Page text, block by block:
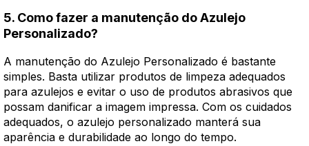
5. Como fazer a manutenção do Azulejo
Personalizado?
A manutenção do Azulejo Personalizado é bastante
simples. Basta utilizar produtos de limpeza adequados
para azulejos e evitar o uso de produtos abrasivos que
possam danificar a imagem impressa. Com os cuidados
adequados, o azulejo personalizado manterá sua
aparência e durabilidade ao longo do tempo.